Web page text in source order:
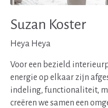
Suzan Koster
Heya Heya
Voor een bezield
energie op elkaar zijn
indeling, functionaliteit,
creëren we samen een